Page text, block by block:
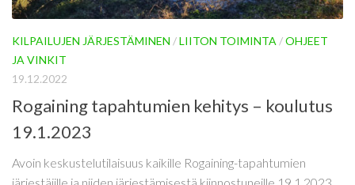
KILPAILUJEN JÄRJESTÄMINEN /LIITON TOIMINTA /OHJEET
JA VINKIT
19.12.2022
Rogaining tapahtumien kehitys – koulutus
19.1.2023
Avoin keskustelutilaisuus kaikille Rogaining-tapahtumien
järjestäjille ja niiden järjestämisestä kiinnostuneille 19.1.2023